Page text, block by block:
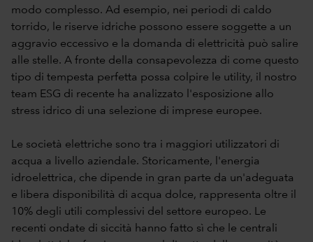
modo complesso. Ad esempio, nei periodi di caldo
torrido, le riserve idriche possono essere soggette a un
aggravio eccessivo e la domanda di elettricità può salire
alle stelle. A fronte della consapevolezza di come questo
tipo di tempesta perfetta possa colpire le utility, il nostro
team ESG di recente ha analizzato l'esposizione allo
stress idrico di una selezione di imprese europee.
Le società elettriche sono tra i maggiori utilizzatori di
acqua a livello aziendale. Storicamente, l'energia
idroelettrica, che dipende in gran parte da un'adeguata
e libera disponibilità di acqua dolce, rappresenta oltre il
10% degli utili complessivi del settore europeo. Le
recenti ondate di siccità hanno fatto sì che le centrali